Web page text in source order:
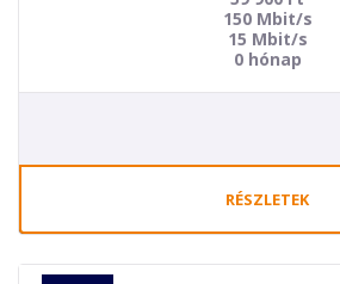
150 Mbit/s
15 Mbit/s
0 hónap
RÉSZLETEK